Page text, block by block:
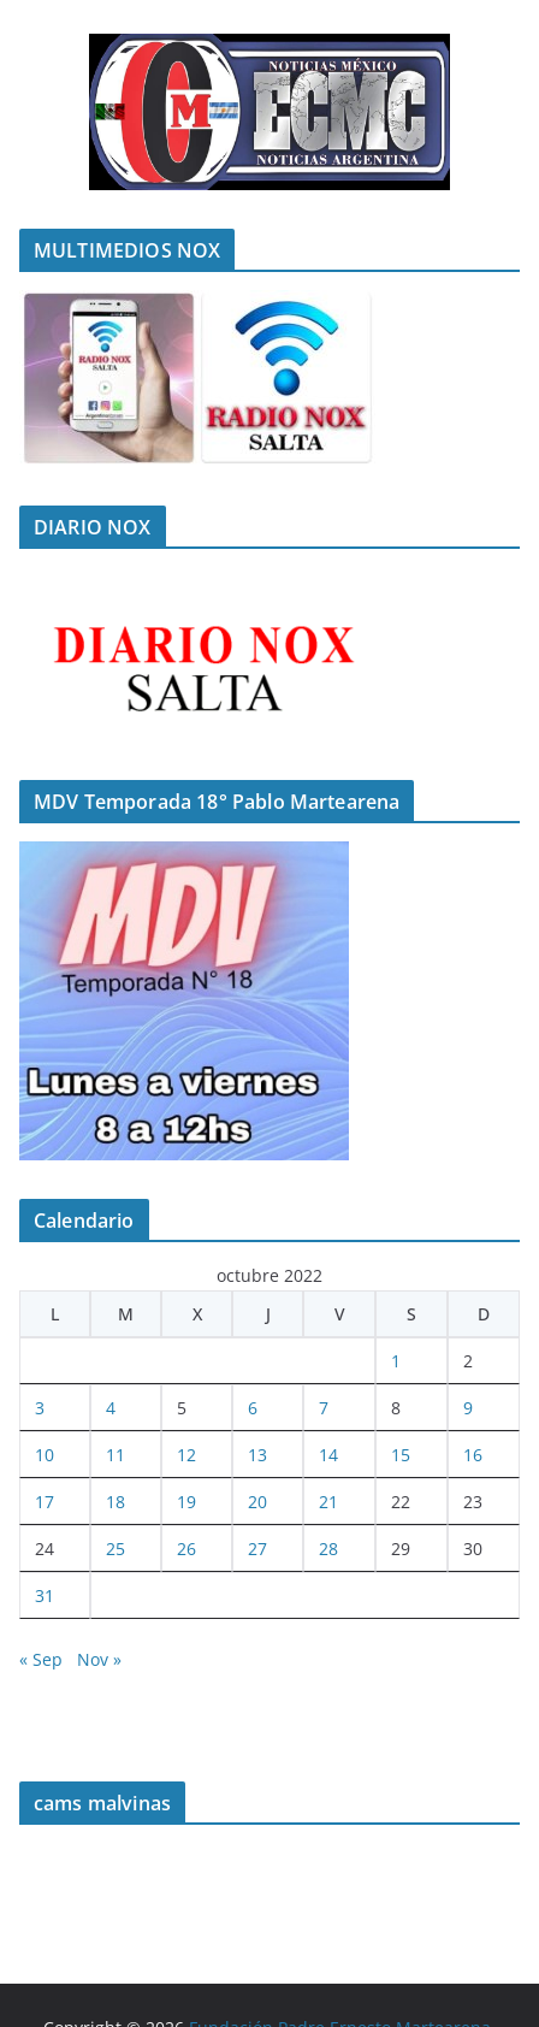
MULTIMEDIOS NOX
DIARIO NOX
MDV Temporada 18° Pablo Martearena
Calendario
octubre 2022
L
M X J V S D
1 2
3 4 5 6 7 8 9
10 11 12 13 14 15 16
17 18 19 20 21 22 23
24 25 26 27 28 29 30
31
« Sep Nov »
cams malvinas